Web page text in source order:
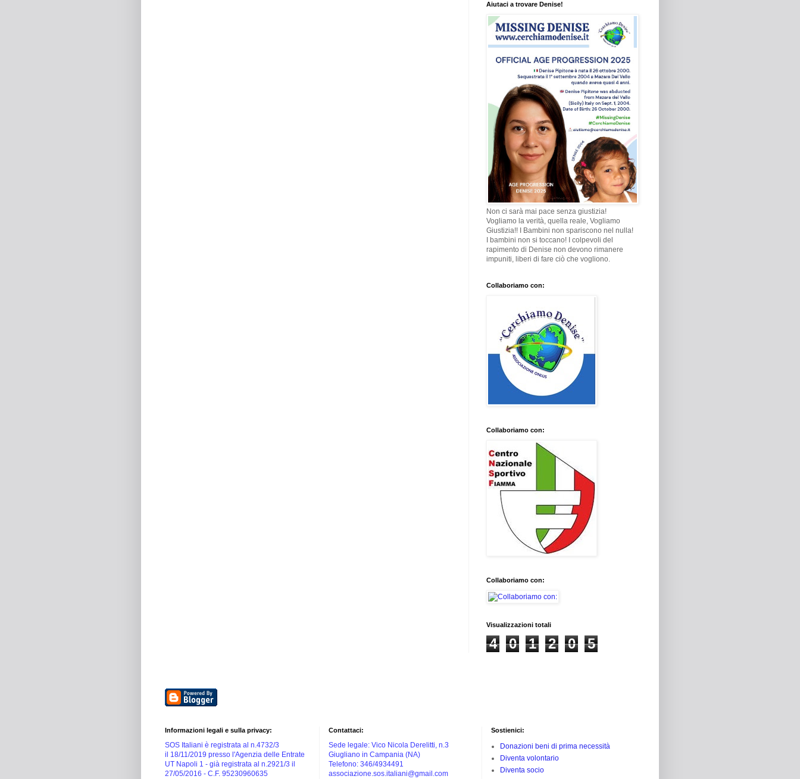
Aiutaci a trovare Denise!
Non ci sarà mai pace senza giustizia!
Vogliamo la verità, quella reale, Vogliamo
Giustizia!! I Bambini non spariscono nel nulla!
I bambini non si toccano! I colpevoli del
rapimento di Denise non devono rimanere
impuniti, liberi di fare ciò che vogliono.
Collaboriamo con:
Collaboriamo con:
Collaboriamo con:
Visualizzazioni totali
4 0 1 2 0 5
Informazioni legali e sulla privacy:
SOS Italiani è registrata al n.4732/3
il 18/11/2019 presso l'Agenzia delle Entrate
UT Napoli 1 - già registrata al n.2921/3 il
27/05/2016 - C.F. 95230960635
Contattaci:
Sede legale: Vico Nicola Derelitti, n.3
Giugliano in Campania (NA)
Telefono: 346/4934491
associazione.sos.italiani@gmail.com
Sostienici:
Donazioni beni di prima necessità
Diventa volontario
Diventa socio